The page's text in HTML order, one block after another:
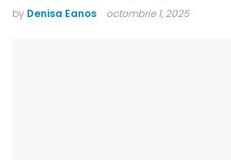
by Denisa Eanos octombrie 1, 2025